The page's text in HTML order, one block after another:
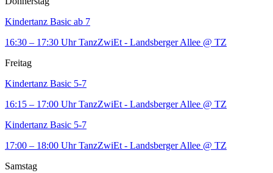
Kindertanz Basic ab 7
16:30 – 17:30 Uhr TanzZwiEt - Landsberger Allee @ TZ
Freitag
Kindertanz Basic 5-7
16:15 – 17:00 Uhr TanzZwiEt - Landsberger Allee @ TZ
Kindertanz Basic 5-7
17:00 – 18:00 Uhr TanzZwiEt - Landsberger Allee @ TZ
Samstag